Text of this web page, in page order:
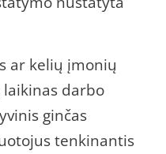
ar kelių įmonių
darbo
ginčas
tenkinantis